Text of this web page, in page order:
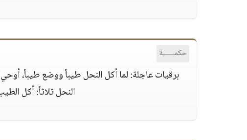
حكمــــــة
برقيات عاجلة: لما أكل النحل طيباً ووضع طيباً،
النحل ثلاثاً: أكل